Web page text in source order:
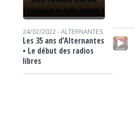
24/02/2022 -ALTERNANTES
Les 35 ans d’Alternantes
• Le début des radios
libres
Lecteur audio